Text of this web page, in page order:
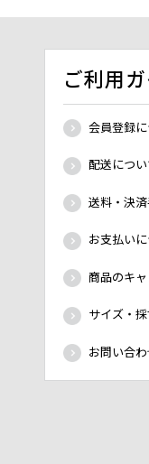
ご利用
会員登録
配送につ
送料・決
お支払い
商品のキ
サイズ・
お問い合